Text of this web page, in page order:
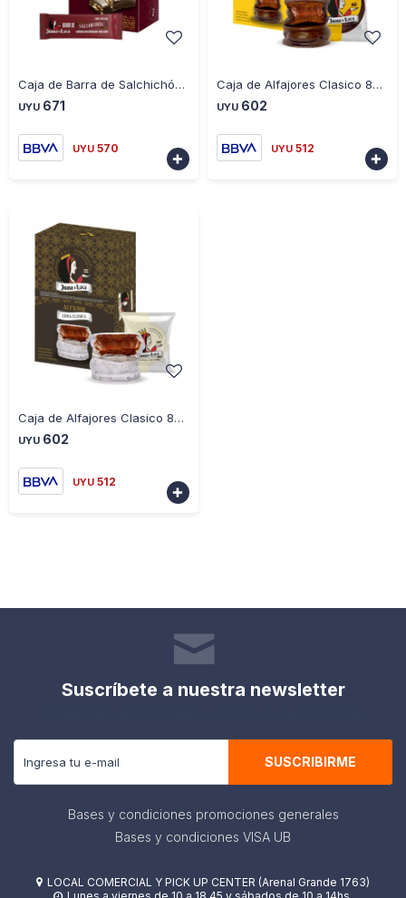
Caja de Barra de Salchichón de Chocolate Negro
UYU 671
UYU 570

Caja de Alfajores Clasico 80 Grs de Chocolate Negro
UYU 602
UYU 512

Caja de Alfajores Clasico 80 Grs de Chocolate Blanco
UYU 602
UYU 512

Suscríbete a nuestra newsletter
SUSCRIBIRME
Bases y condiciones promociones generales
Bases y condiciones VISA UB
 LOCAL COMERCIAL Y PICK UP CENTER (Arenal Grande 1763)